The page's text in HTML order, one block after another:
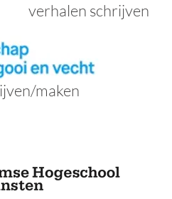
verhalen schrijven
maken